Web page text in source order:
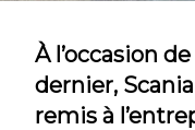
À l’occasion
dernier,
remis à